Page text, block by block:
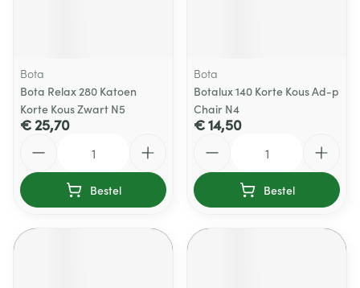
Bota
Bota Relax 280 Katoen
Korte Kous Zwart N5
€ 25,70
Bestel
Bota
Botalux 140 Korte Kous Ad-p
Chair N4
€ 14,50
Bestel